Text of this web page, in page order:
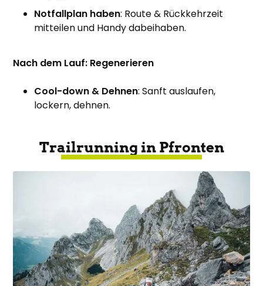
Notfallplan haben: Route & Rückkehrzeit
mitteilen und Handy dabeihaben.
Nach dem Lauf: Regenerieren
Cool-down & Dehnen: Sanft auslaufen,
lockern, dehnen.
Trailrunning in Pfronten